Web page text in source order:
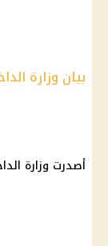
بيان وزارة
أصدرت وزارة